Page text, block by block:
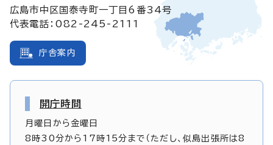
広島市中区国泰寺町一丁目6番34号
代表電話：082-245-2111
庁舎案内
開庁時間
月曜日から金曜日
8時30分から17時15分まで（ただし、似島出張所は8